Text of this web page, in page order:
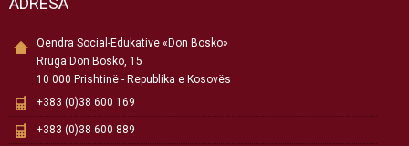
Qendra Social-Edukative «Don Bosko»
Rruga Don Bosko, 15
10 000 Prishtinë - Republika e Kosovës
+383 (0)38 600 169
+383 (0)38 600 889